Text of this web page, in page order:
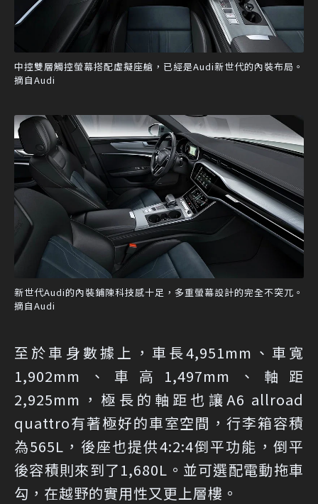
中控雙層觸控螢幕搭配虛擬座艙，已經是Audi新世代的內裝布局。
摘自Audi
新世代Audi的內裝鋪陳科技感十足，多重螢幕設計的完全不突兀。
摘自Audi
至於車身數據上，車長4,951mm、車寬
1,902mm、車高1,497mm、軸距
2,925mm，極長的軸距也讓A6 allroad
quattro有著極好的車室空間，行李箱容積
為565L，後座也提供4:2:4倒平功能，倒平
後容積則來到了1,680L。並可選配電動拖車
勾，在越野的實用性又更上層樓。